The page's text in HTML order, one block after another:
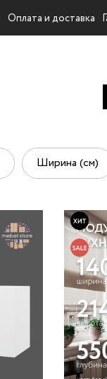
Оплата и доставка
Ширина (см)